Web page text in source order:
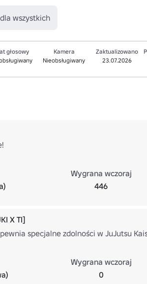
wszystkich
głosowy
Kamera
Nieobsługiwany
Zaktualizowano
23.07.2026
Wygrana wczoraj
446
X TI]
specjalne zdolności w JuJutsu
Wygrana wczoraj
0